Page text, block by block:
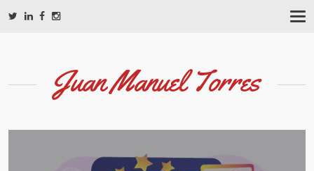
T
I
Juan Manuel Torres